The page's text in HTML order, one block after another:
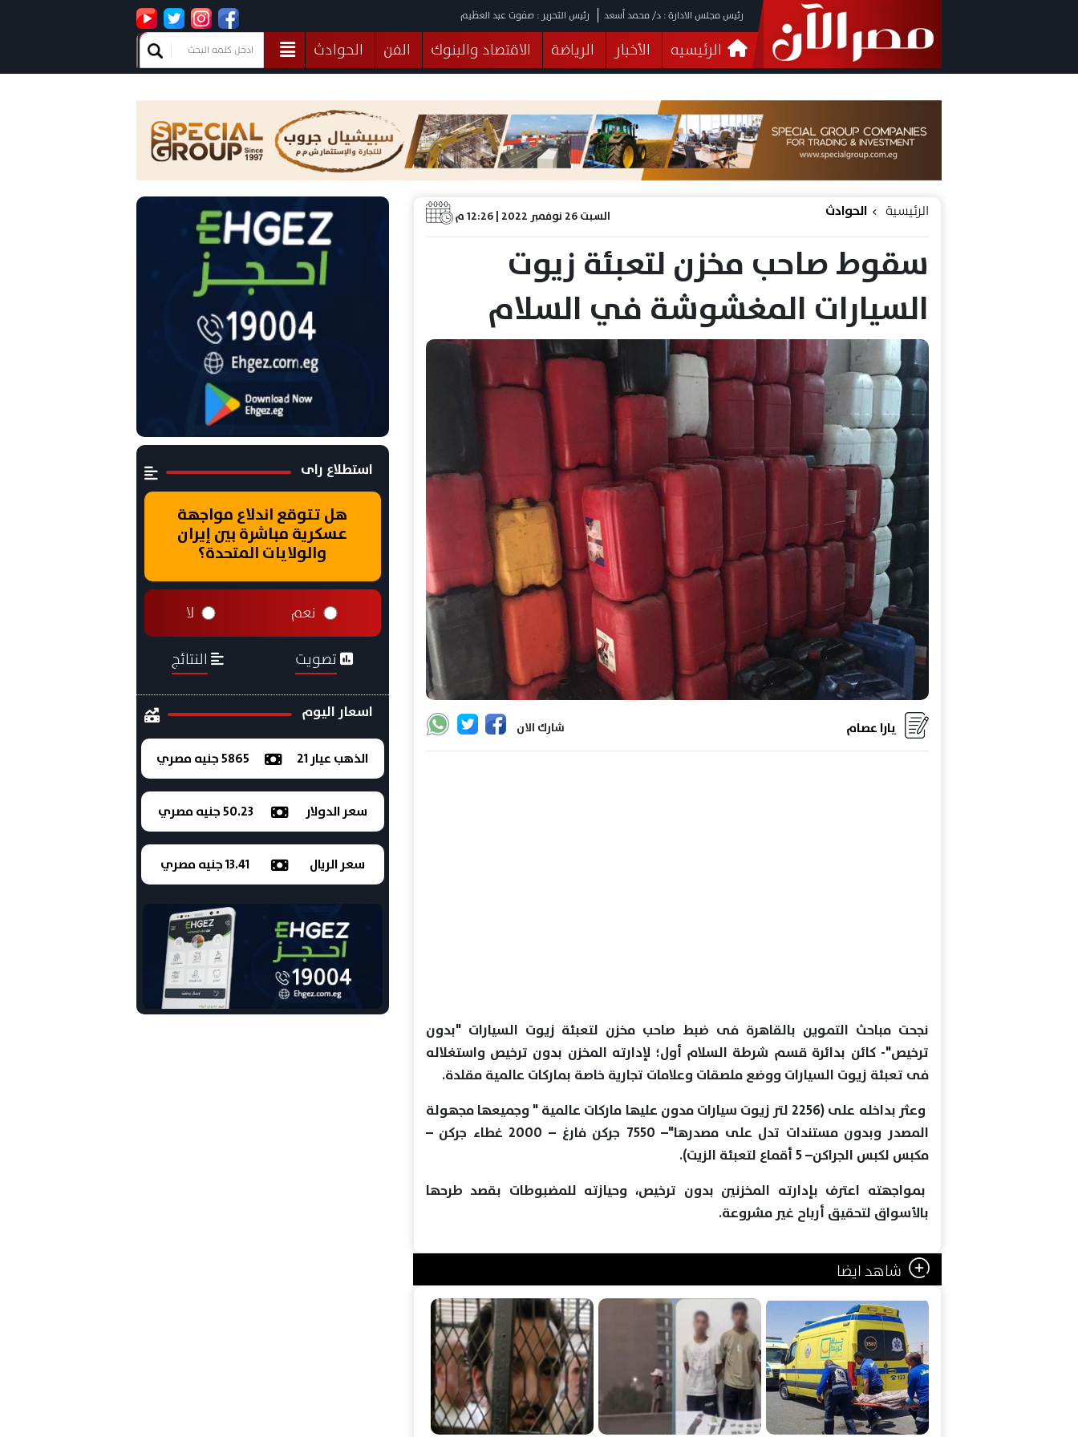
رئيس مجلس الادارة : د/ محمد أسعد رئيس التحرير : صفوت عبد العظيم
الرئيسيه الأخبار الرياضة الاقتصاد والبنوك الفن
الحوادث
فيديوهات
البرلمان صحة الثقافة خدمات منوعات
السبت 26 نوفمبر 2022 | 12:26 م الرئيسية الحوادث
سقوط صاحب مخزن لتعبئة زيوت
السيارات المغشوشة في السلام
شارك الان يارا عصام
نجحت مباحث التموين بالقاهرة فى ضبط صاحب مخزن لتعبئة زيوت السيارات "بدون
ترخيص"- كائن بدائرة قسم شرطة السلام أول؛ لإدارته المخزن بدون ترخيص واستغلاله
فى تعبئة زيوت السيارات ووضع ملصقات وعلامات تجارية خاصة بماركات عالمية مقلدة.
وعثر بداخله على (2256 لتر زيوت سيارات مدون عليها ماركات عالمية " وجميعها مجهولة
المصدر وبدون مستندات تدل على مصدرها"– 7550 جركن فارغ – 2000 غطاء جركن –
مكبس لكبس الجراكن– 5 أقماع لتعبئة الزيت).
بمواجهته اعترف بإدارته المخزنين بدون ترخيص، وحيازته للمضبوطات بقصد طرحها
بالأسواق لتحقيق أرباح غير مشروعة.
شاهد ايضا
استطلاع راى
هل تتوقع اندلاع مواجهة
عسكرية مباشرة بين إيران
والولايات المتحدة؟
نعم لا
تصويت النتائج
اسعار اليوم
الذهب عيار 21 5865 جنيه مصري
سعر الدولار 50.23 جنيه مصري
سعر الريال 13.41 جنيه مصري